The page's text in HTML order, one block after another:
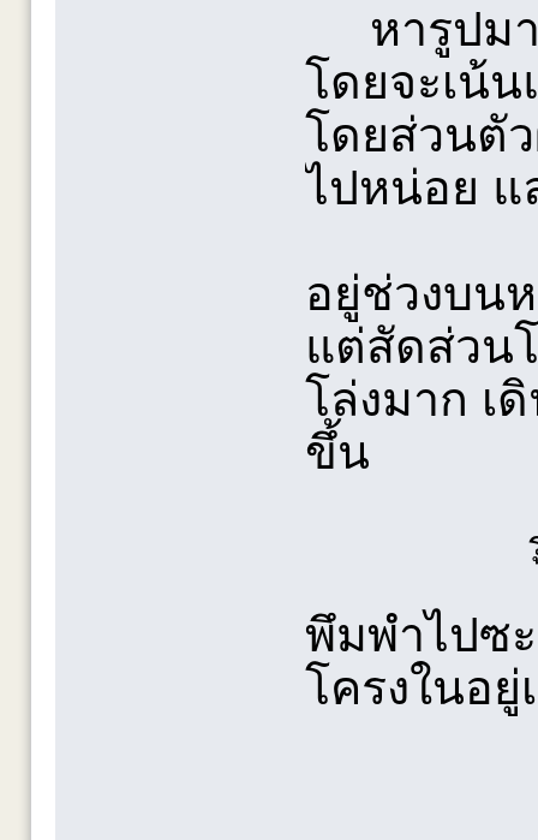
หารูปม
โดยจะเน้
โดยส่วนตัว
ไปหน่อย แ
อยู่ช่วงบน
แต่สัดส่วน
โล่งมาก เ
ขึ้น
พึมพำไปซ
โครงในอยู่